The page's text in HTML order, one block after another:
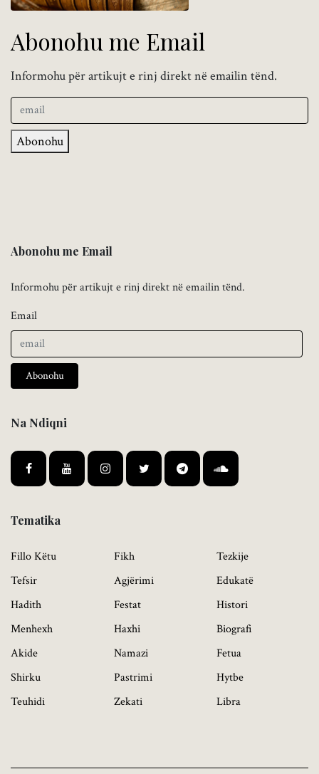
Abonohu me Email
Informohu për artikujt e rinj direkt në emailin tënd.
Abonohu
Abonohu me Email
Informohu për artikujt e rinj direkt në emailin tënd.
Email
Abonohu
Na Ndiqni
Tematika
Fillo Këtu
Tefsir
Hadith
Menhexh
Akide
Shirku
Teuhidi
Fikh
Agjërimi
Festat
Haxhi
Namazi
Pastrimi
Zekati
Tezkije
Edukatë
Histori
Biografi
Fetua
Hytbe
Libra